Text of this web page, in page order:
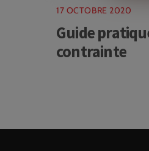
17 OCTOBRE 2020
Guide
contrainte